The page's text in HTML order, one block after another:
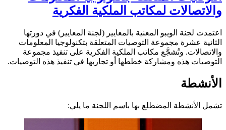
والاتصالات لمكاتب الملكية الفكرية
اعتمدت لجنة الويبو المعنية بالمعايير (لجنة المعايير) في دورتها
الثانية عشرة مجموعة التوصيات المتعلقة بتكنولوجيا المعلومات
والاتصالات. وتُشجَّع مكاتب الملكية الفكرية على تنفيذ مجموعة
التوصيات هذه ومشاركة خططها أو تجاربها في تنفيذ هذه التوصيات.
الأنشطة
تشمل الأنشطة المضطلع بها باسم اللجنة ما يلي: